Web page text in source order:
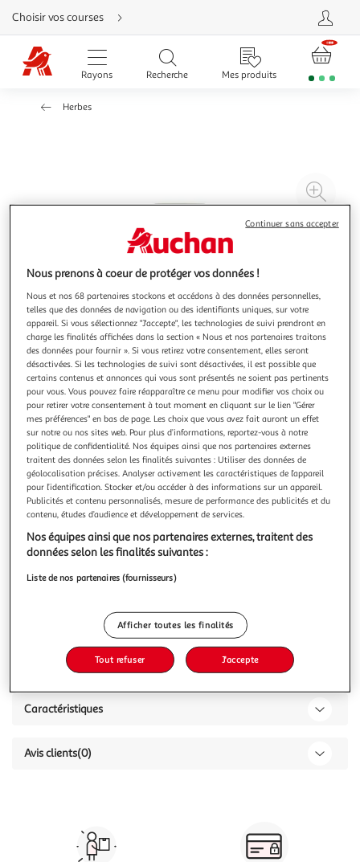
Aller
directement
au
contenu
Aller
directement
Aller
Choisir vos courses
Rayons Recherche Mes produits
Herbes
à
DUCROS
Ail de France
RÉCOLTÉ EN FRANCE RÉCOLTÉ EN FRANCE ET PRÉSERVÉ
PAR UN OPERCULE FRAÎCHEUR. CONDITIONNÉ EN
PROVENCE
En savoir +
Vous voulez connaître le prix de ce produit ?
Afficher le prix
Description
Caractéristiques
Avis clients(0)
Nous prenons à coeur de protéger vos données !
Nous et nos 68 partenaires stockons et accédons à des données personnelles,
telles que des données de navigation ou des identifiants uniques, sur votre
appareil. Si vous sélectionnez "J'accepte", les technologies de suivi prendront en
charge les finalités affichées dans la section « Nous et nos partenaires traitons
des données pour fournir ». Si vous retirez votre consentement, elles seront
désactivées. Si les technologies de suivi sont désactivées, il est possible que
certains contenus et annonces qui vous sont présentés ne soient pas pertinents
pour vous. Vous pouvez faire réapparaître ce menu pour modifier vos choix ou
pour retirer votre consentement à tout moment en cliquant sur le lien "Gérer
mes préférences" en bas de page. Les choix que vous avez fait auront un effet
sur notre ou nos sites web. Pour plus d’informations, reportez-vous à notre
politique de confidentialité. Nos équipes ainsi que nos partenaires externes
traitent des données selon les finalités suivantes : Utiliser des données de
géolocalisation précises. Analyser activement les caractéristiques de l’appareil
pour l’identification. Stocker et/ou accéder à des informations sur un appareil.
Publicités et contenu personnalisés, mesure de performance des publicités et du
contenu, études d’audience et développement de services.
Nos équipes ainsi que nos partenaires externes, traitent des
données selon les finalités suivantes :
Liste de nos partenaires (fournisseurs)
Afficher toutes les finalités
Tout refuser J'accepte
Continuer sans accepter